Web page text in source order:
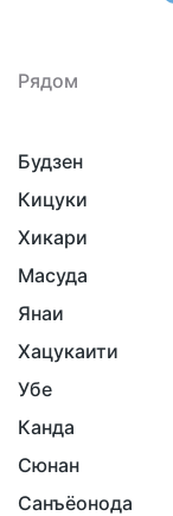
Рядом
Будзен
Кицуки
Хикари
Масуда
Янаи
Хацукаити
Убе
Канда
Сюнан
Санъёонода